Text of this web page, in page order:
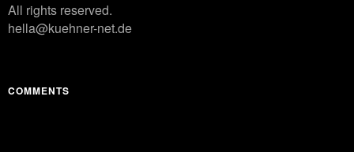
All rights reserved.
hella@kuehner-net.de
COMMENTS